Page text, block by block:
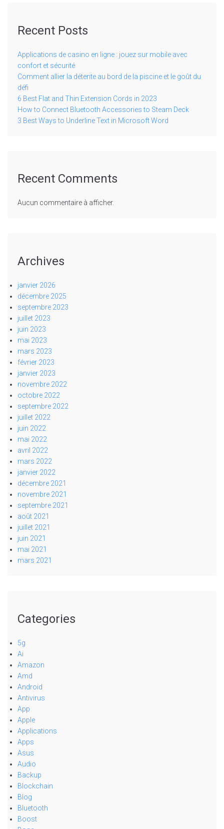
Recent Posts
Applications de casino en ligne : jouez sur mobile avec
confort et sécurité
Comment allier la détente au bord de la piscine et le goût du
défi
6 Best Flat and Thin Extension Cords in 2023
How to Connect Bluetooth Accessories to Steam Deck
3 Best Ways to Underline Text in Microsoft Word
Recent Comments
Aucun commentaire à afficher.
Archives
janvier 2026
décembre 2025
septembre 2023
juillet 2023
juin 2023
mai 2023
mars 2023
février 2023
janvier 2023
novembre 2022
octobre 2022
septembre 2022
juillet 2022
juin 2022
mai 2022
avril 2022
mars 2022
janvier 2022
décembre 2021
novembre 2021
septembre 2021
août 2021
juillet 2021
juin 2021
mai 2021
mars 2021
Categories
5g
Ai
Amazon
Amd
Android
Antivirus
App
Apple
Applications
Apps
Asus
Audio
Backup
Blockchain
Blog
Bluetooth
Boost